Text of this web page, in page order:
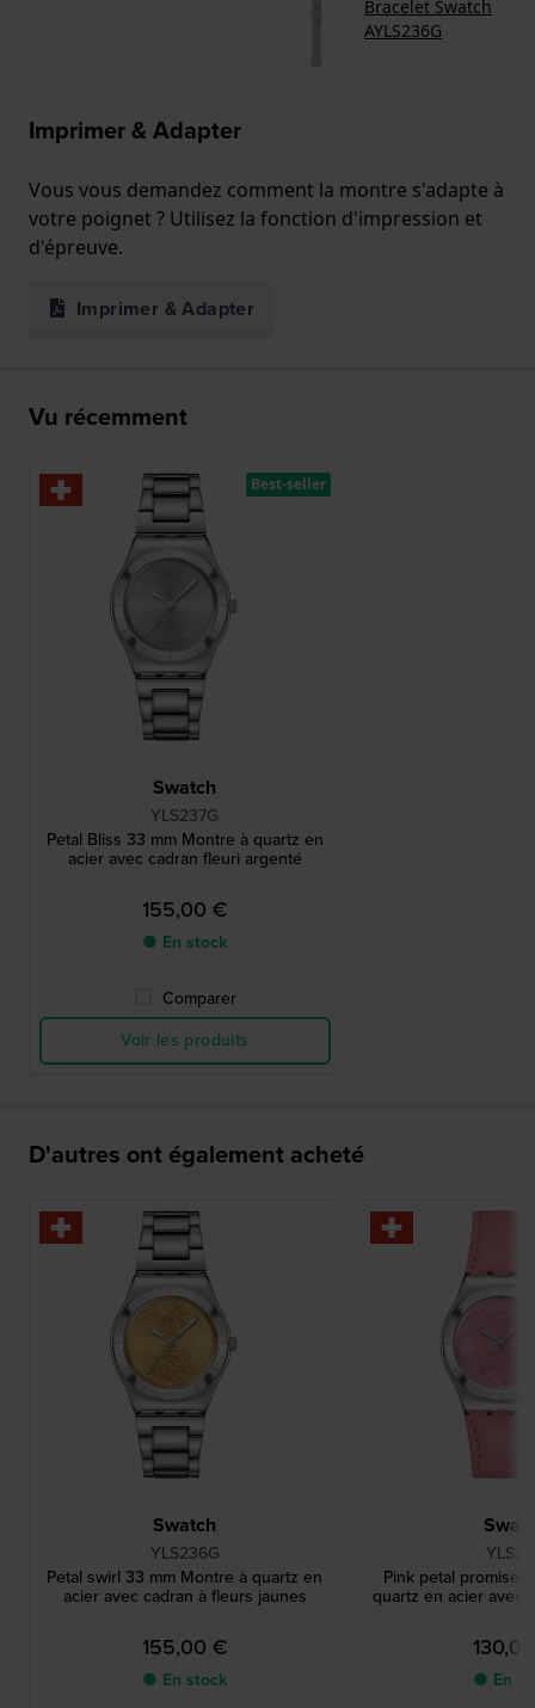
Bracelet Swatch
AYLS236G
Imprimer & Adapter
Vous vous demandez comment la montre s'adapte à
votre poignet ? Utilisez la fonction d'impression et
d'épreuve.
Imprimer & Adapter
Vu récemment
Swatch
YLS237G
Petal Bliss 33 mm Montre à quartz en
acier avec cadran fleuri argenté
155,00 €
● En stock
Comparer
Voir les produits
Best-seller
D'autres ont également acheté
Swatch
YLS236G
Petal swirl 33 mm Montre à quartz en
acier avec cadran à fleurs jaunes
155,00 €
● En stock
Pink petal promise
quartz en acier avec
● En